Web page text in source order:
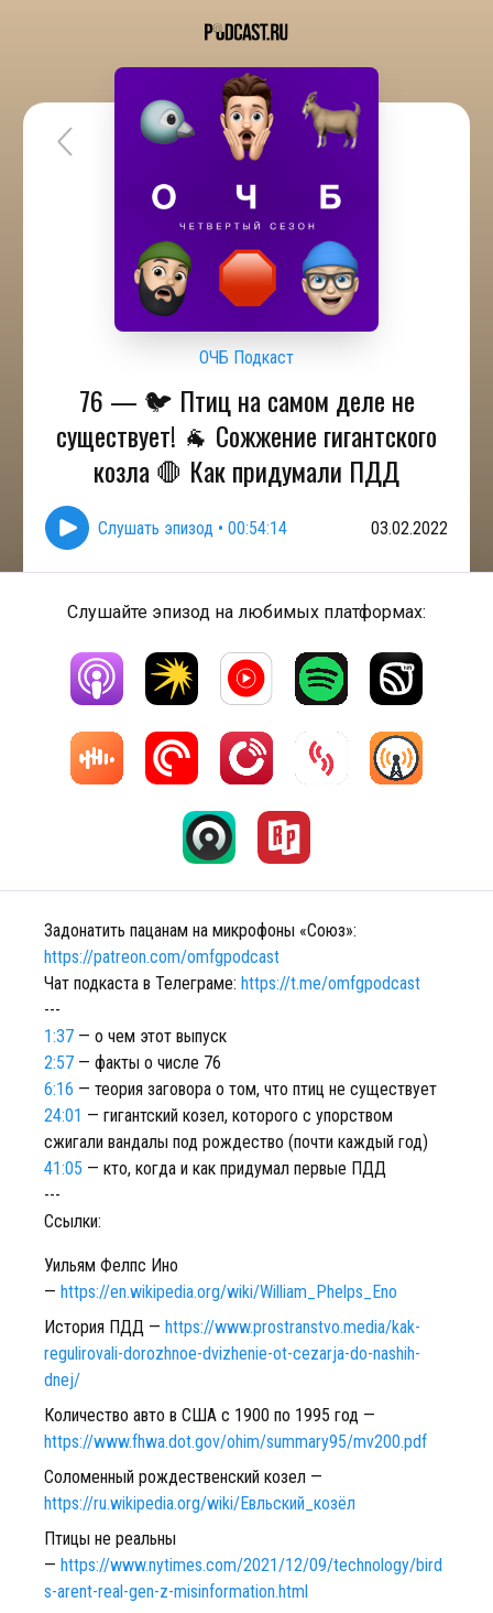
ОЧБ Подкаст
76 — 🐦 Птиц на самом деле не
существует! 🐐 Сожжение гигантского
козла 🛑 Как придумали ПДД
Слушать эпизод • 00:54:14 03.02.2022
Слушайте эпизод на любимых платформах:
Задонатить пацанам на микрофоны «Союз»:
https://patreon.com/omfgpodcast
Чат подкаста в Телеграме: https://t.me/omfgpodcast
---
1:37 — о чем этот выпуск
2:57 — факты о числе 76
6:16 — теория заговора о том, что птиц не существует
24:01 — гигантский козел, которого с упорством
сжигали вандалы под рождество (почти каждый год)
41:05 — кто, когда и как придумал первые ПДД
---
Ссылки:
Уильям Фелпс Ино
— https://en.wikipedia.org/wiki/William_Phelps_Eno
История ПДД — https://www.prostranstvo.media/kak-
regulirovali-dorozhnoe-dvizhenie-ot-cezarja-do-nashih-
dnej/
Количество авто в США с 1900 по 1995 год —
https://www.fhwa.dot.gov/ohim/summary95/mv200.pdf
Соломенный рождественский козел —
https://ru.wikipedia.org/wiki/Евльский_козёл
Птицы не реальны
— https://www.nytimes.com/2021/12/09/technology/bird
s-arent-real-gen-z-misinformation.html